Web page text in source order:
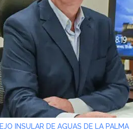
INSULAR DE AGUAS DE LA PALMA